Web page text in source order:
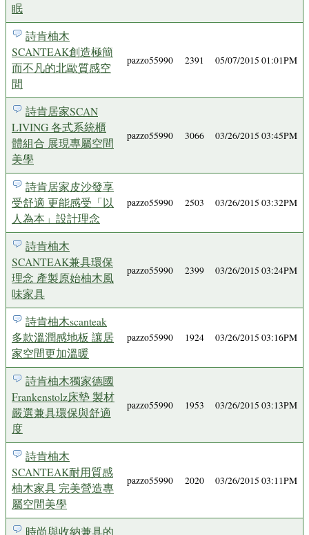
眠
詩肯柚木
SCANTEAK創造極簡
而不凡的北歐質感空
間
pazzo55990 2391 05/07/2015 01:01PM
詩肯居家SCAN
LIVING 各式系統櫃
體組合 展現專屬空間
美學
pazzo55990 3066 03/26/2015 03:45PM
詩肯居家皮沙發享
受舒適 更能感受「以
人為本」設計理念
pazzo55990 2503 03/26/2015 03:32PM
詩肯柚木
SCANTEAK兼具環保
理念 產製原始柚木風
味家具
pazzo55990 2399 03/26/2015 03:24PM
詩肯柚木scanteak
多款溫潤感地板 讓居
家空間更加溫暖
pazzo55990 1924 03/26/2015 03:16PM
詩肯柚木獨家德國
Frankenstolz床墊 製材
嚴選兼具環保與舒適
度
pazzo55990 1953 03/26/2015 03:13PM
詩肯柚木
SCANTEAK耐用質感
柚木家具 完美營造專
屬空間美學
pazzo55990 2020 03/26/2015 03:11PM
時尚與收納兼具的